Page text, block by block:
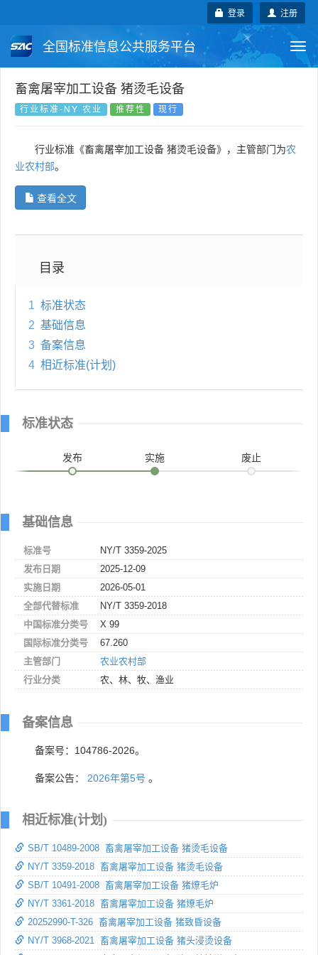
注册
登录
全国标准信息公共服务平台
国家标准 行业标准
国外标准 技术委员会
畜禽屠宰加工设备 猪烫毛设备
行业标准-NY 农业 推荐性 现行
行业标准《畜禽屠宰加工设备 猪烫毛设备》，主管部门为农
业农村部。
查看全文
目录
1 标准状态
2 基础信息
3 备案信息
4 相近标准(计划)
标准状态
发布 实施 废止
基础信息
标准号
NY/T 3359-2025
发布日期
2025-12-09
实施日期
2026-05-01
全部代替标准
NY/T 3359-2018
中国标准分类号
X 99
国际标准分类号
67.260
主管部门
农业农村部
行业分类
农、林、牧、渔业
备案信息
备案号：104786-2026。
备案公告： 2026年第5号 。
相近标准(计划)
SB/T 10489-2008 畜禽屠宰加工设备 猪烫毛设备
NY/T 3359-2018 畜禽屠宰加工设备 猪烫毛设备
SB/T 10491-2008 畜禽屠宰加工设备 猪燎毛炉
NY/T 3361-2018 畜禽屠宰加工设备 猪燎毛炉
20252990-T-326 畜禽屠宰加工设备 猪致昏设备
NY/T 3968-2021 畜禽屠宰加工设备 猪头浸烫设备